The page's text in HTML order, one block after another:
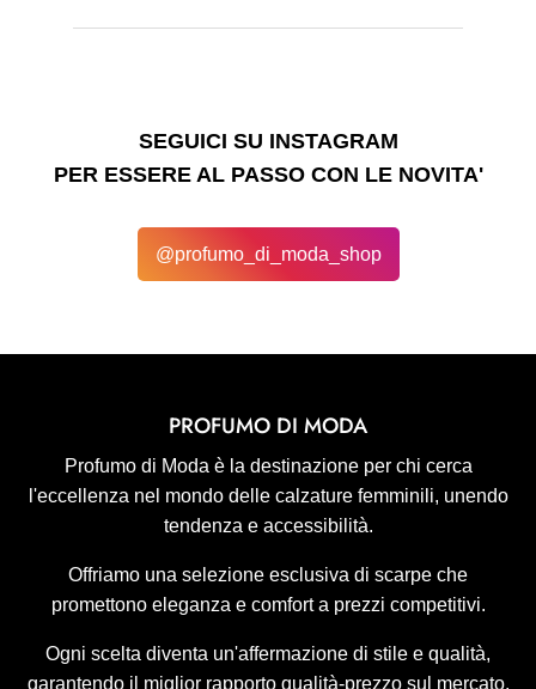
SEGUICI SU INSTAGRAM
PER ESSERE AL PASSO CON LE NOVITA'
@profumo_di_moda_shop
PROFUMO DI MODA
Profumo di Moda è la destinazione per chi cerca
l'eccellenza nel mondo delle calzature femminili, unendo
tendenza e accessibilità.
Offriamo una selezione esclusiva di scarpe che
promettono eleganza e comfort a prezzi competitivi.
Ogni scelta diventa un'affermazione di stile e qualità,
garantendo il miglior rapporto qualità-prezzo sul mercato.